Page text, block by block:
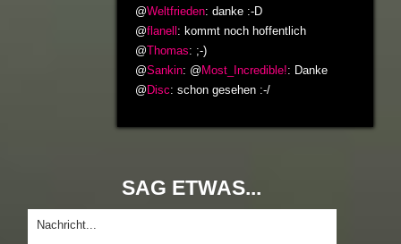
@Weltfrieden: danke :-D
@flanell: kommt noch hoffentlich
@Thomas: ;-)
@Sankin: @Most_Incredible!: Danke
@Disc: schon gesehen :-/
SAG ETWAS...